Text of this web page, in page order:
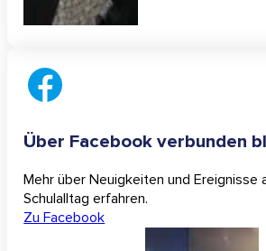
Über Facebook verbunden
Mehr über Neuigkeiten und Ereignisse
Schulalltag erfahren.
Zu Facebook